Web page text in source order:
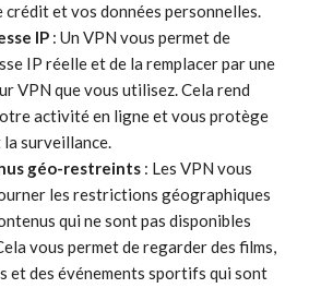
crédit et vos données personnelles.
IP : Un VPN vous permet de
IP réelle et de la remplacer par une
VPN que vous utilisez. Cela rend
activité en ligne et vous protège
surveillance.
géo-restreints : Les VPN vous
les restrictions géographiques
qui ne sont pas disponibles
vous permet de regarder des films,
et des événements sportifs qui sont